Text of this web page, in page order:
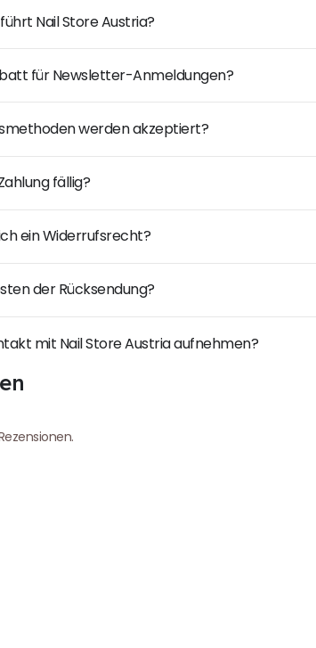
Nail Store Austria?
für Newsletter-Anmeldungen?
werden akzeptiert?
fällig?
ein Widerrufsrecht?
der Rücksendung?
mit Nail Store Austria aufnehmen?